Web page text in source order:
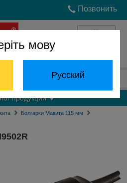
мову
Русский
Позвонить
Войти
(068) 824-24-24
продукции
Болгарки Макита 115 мм